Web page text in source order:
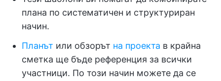
плана по систематичен и структуриран
начин.
Планът или обзорът на проекта в крайна
сметка ще бъде референция за всички
участници. По този начин можете да се